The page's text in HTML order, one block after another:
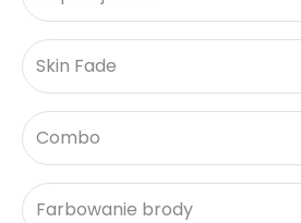
Skin Fade
Combo
Farbowanie brody